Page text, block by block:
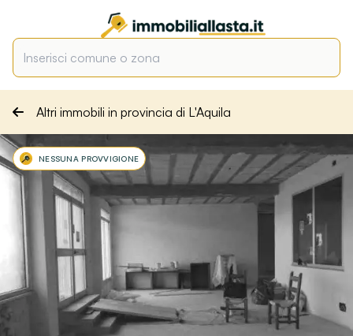
Altri immobili in provincia di L'Aquila
NESSUNA PROVVIGIONE